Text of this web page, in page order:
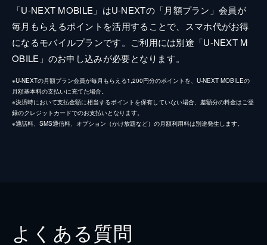
「U-NEXT MOBILE」はU-NEXTの「月額プラン」会員が
毎月もらえるポイントを活用することで、スマホ代がお得
になるモバイルプランです。ご利用には別途「U-NEXT M
OBILE」のお申し込みが必要となります。
※U-NEXTの月額プラン会員が毎月もらえる1,200円分のポイントを、U-NEXT MOBILEの
月額基本料の支払いに充てた場合。
※決済時において支払金額に相当するポイントを保有していない場合、差額分の料金はご登
録のクレジットカードでのお支払いとなります。
※通話料、SMS通信料、オプション（かけ放題など）の月額利用料は別途発生します。
よくある質問